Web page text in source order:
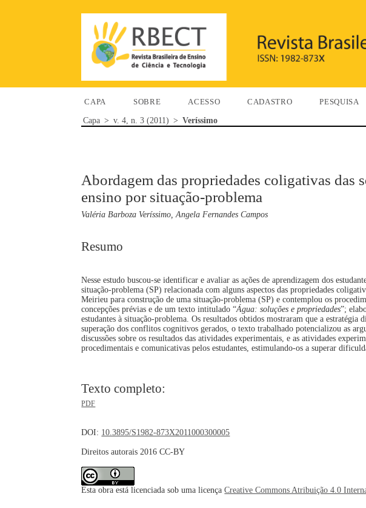
CAPA SOBRE ACESSO CADASTRO PESQUISA
Capa > v. 4, n. 3 (2011) > Veríssimo
Abordagem das propriedades coligativas das
ensino por situação-problema
Valéria Barboza Veríssimo, Angela Fernandes Campos
Resumo
Nesse estudo buscou-se identificar e avaliar as ações de aprendizagem dos
situação-problema (SP) relacionada com alguns aspectos das propriedades
Meirieu para construção de uma situação-problema (SP) e contemplou os
concepções prévias e de um texto intitulado “Água: soluções e propriedades”;
estudantes à situação-problema. Os resultados obtidos mostraram que a estratégia
superação dos conflitos cognitivos gerados, o texto trabalhado potencializou as
discussões sobre os resultados das atividades experimentais, e as atividades
procedimentais e comunicativas pelos estudantes, estimulando-os a superar
Texto completo:
PDF
DOI: 10.3895/S1982-873X2011000300005
Direitos autorais 2016 CC-BY
Esta obra está licenciada sob uma licençaCreative Commons Atribuição 4.0